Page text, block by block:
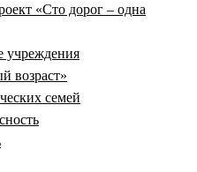
«Сто дорог – одна
учреждения
возраст»
семей